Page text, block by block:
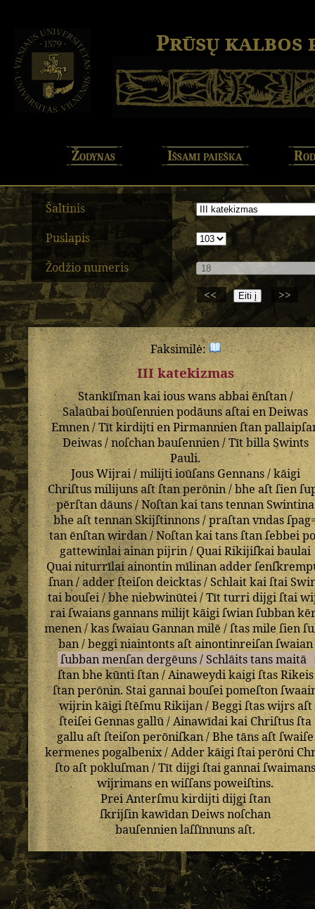
Prūsų kalbos
Žodynas Išsami paieška
Šaltinis
Puslapis
Žodžio numeris
<<
>>
Faksimilė:
III katekizmas
Stankīſmankaiiouswansabbaiēnſtan/
Salaūbaiboūſennien podāunsaſtai en Deiwas
Emnen/Tītkirdijti en Pirmannienſtan
Deiwas/noſchanbauſennien/TītbillaSwints
Pauli.
JousWijrai/milijtiioūſans Gennans/kāigi
Chriſtusmilijunsaſtſtanperōnin/bhe aſt ſien
pērſtan dāuns/Noſtankaitanstennan Swintina
bhe aſttennanSkijſtinnons/praſtanvndas
tan ēnſtanwirdan/Noſtankaitansſtanſebbei
gattewinlaiainanpijrin/QuaiRikijiſkaibaulai
Quainiturrīlaiainontinmīlinanadder
ſnan/adderſteiſon deicktas/Schlaitkai ſtai
taibouſei/bheniebwinūtei/Tītturridijgiſtai
raiſwaiansgannansmilijtkāigiſwianſubban
menen/kasſwaiauGannan milē/ſtas mile ſien
ban/begginiaintontsaſtainontinreiſanſwaian
ſubban menſan dergēuns/Schlāits tans maitā
ſtanbhekūntiſtan/AinaweydikaigiſtasRikeis
ſtanperōnin.Stai gannai bouſeipomeſton
wijrinkāigiſtēſmuRikijan/Beggiſtaswijrsaſt
ſteiſei Gennasgallū/Ainawīdaikai Chriſtusſta
galluaſt ſteiſonperōniſkan/Bhetānsaſtſwaiſe
kermenespogalbenix/Adderkāigiſtaiperōni
ſtoaſtpokluſman/Tīt dijgi ſtai gannai
wijrimansenwiſſanspoweiſtins.
PreiAnterſmukirdijtidijgiſtan
ſkrijſinkawīdanDeiwsnoſchan
bauſennienlaſſīnnunsaſt.